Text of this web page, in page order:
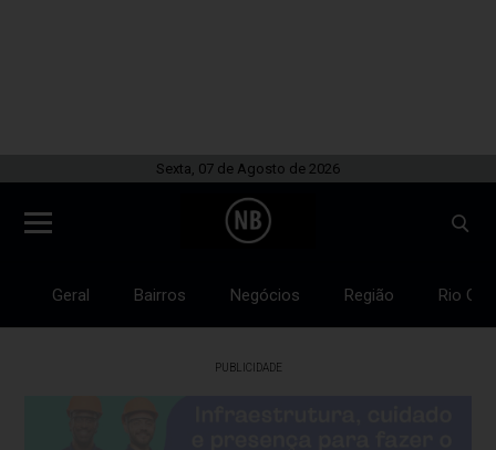
Sexta, 07 de Agosto de 2026
Geral Bairros Negócios Região Rio
PUBLICIDADE